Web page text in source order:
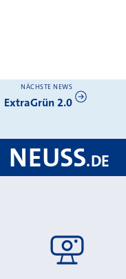
NÄCHSTE NEWS
ExtraGrün 2.0
NEUSS.DE